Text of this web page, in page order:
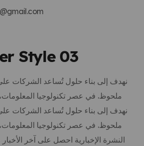
Style 03
نهدف إلى بناء حلول تُساعد الشركات على
ملحوظ. في عصر تكنولوجيا
نهدف إلى بناء حلول تُساعد الشركات على
ملحوظ. في عصر تكنولوجيا
النشرة الإخبارية احصل على آخر